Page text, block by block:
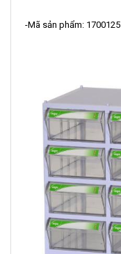
-Mã sản phẩm: 1700125